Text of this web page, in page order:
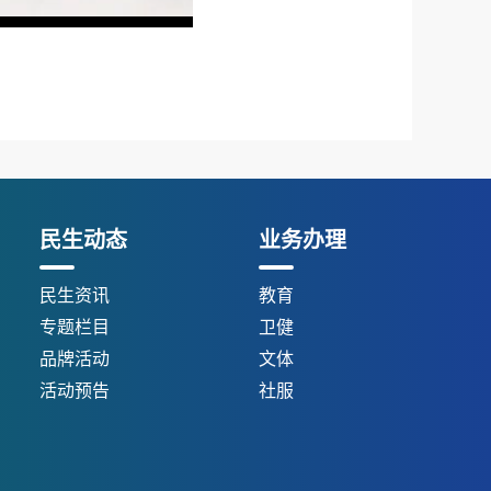
民生动态
民生资讯
专题栏目
品牌活动
活动预告
业务办理
教育
卫健
文体
社服